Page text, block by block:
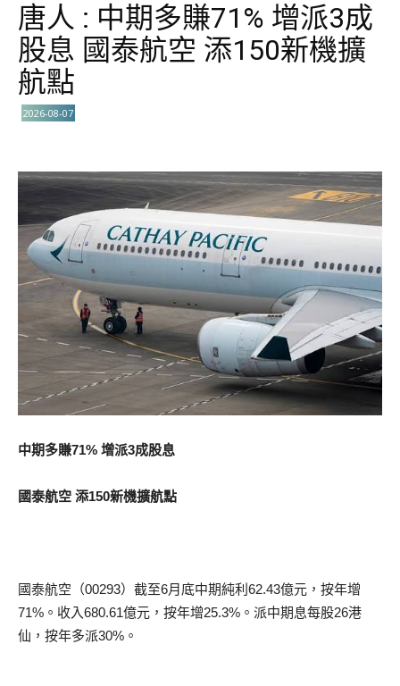
唐人 : 中期多賺71% 增派3成
股息 國泰航空 添150新機擴
航點
2026-08-07
中期多賺71% 增派3成股息
國泰航空 添150新機擴航點
國泰航空（00293）截至6月底中期純利62.43億元，按年增
71%。收入680.61億元，按年增25.3%。派中期息每股26港
仙，按年多派30%。